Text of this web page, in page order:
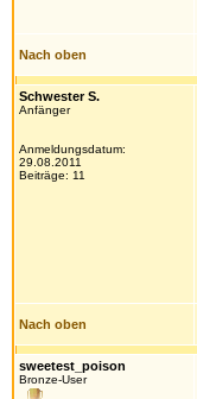
Nach oben
Schwester S.
Anfänger
Anmeldungsdatum:
29.08.2011
Beiträge: 11
Nach oben
sweetest_poison
Bronze-User